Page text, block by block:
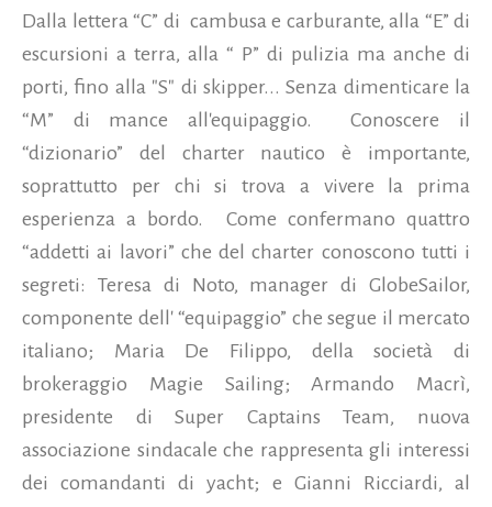
Dalla lettera “C” di cambusa e carburante, alla “E” di
escursioni a terra, alla “ P” di pulizia ma anche di
porti, fino alla "S" di skipper... Senza dimenticare la
“M” di mance all'equipaggio. Conoscere il
“dizionario” del charter nautico è importante,
soprattutto per chi si trova a vivere la prima
esperienza a bordo. Come confermano quattro
“addetti ai lavori” che del charter conoscono tutti i
segreti: Teresa di Noto, manager di GlobeSailor,
componente dell' “equipaggio” che segue il mercato
italiano; Maria De Filippo, della società di
brokeraggio Magie Sailing; Armando Macrì,
presidente di Super Captains Team, nuova
associazione sindacale che rappresenta gli interessi
dei comandanti di yacht; e Gianni Ricciardi, al